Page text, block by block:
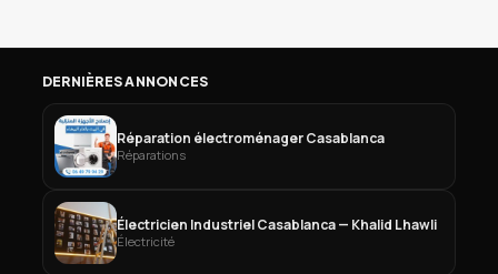
DERNIÈRES ANNONCES
Réparation électroménager Casablanca
Réparations
Électricien Industriel Casablanca — Khalid Lhawli
Électricité